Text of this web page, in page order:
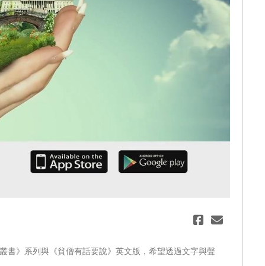
書》系列與《貧僧有話要說》英文版，希望透過文字與聲